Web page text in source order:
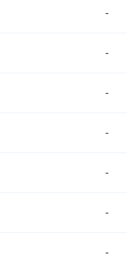
-
-
-
-
-
-
-